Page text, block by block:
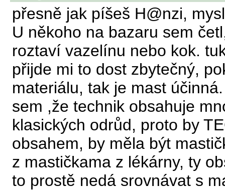
přesně jak píšeš H@nzi,
U někoho na bazaru sem
roztaví vazelínu nebo kok.
přijde mi to dost zbytečný,
materiálu, tak je mast
sem ,že technik obsahuje
klasických odrůd, proto by
obsahem, by měla být
z mastičkama z lékárny, ty
to prostě nedá srovnávat s